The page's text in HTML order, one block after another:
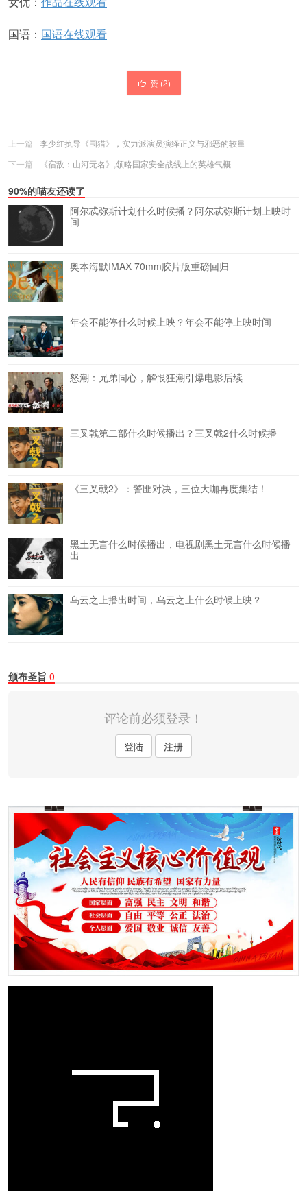
国语： 国语在线观看
赞 (2)
上一篇
李少红执导《围猎》，实力派演员演绎正义与邪恶的较量
下一篇
《宿敌：山河无名》,领略国家安全战线上的英雄气概
90%的喵友还读了
阿尔忒弥斯计划什么时候播？阿尔忒弥斯计划上映时
间
奥本海默IMAX 70mm胶片版重磅回归
年会不能停什么时候上映？年会不能停上映时间
怒潮：兄弟同心，解恨狂潮引爆电影后续
三叉戟第二部什么时候播出？三叉戟2什么时候播
《三叉戟2》：警匪对决，三位大咖再度集结！
黑土无言什么时候播出，电视剧黑土无言什么时候播
出
乌云之上播出时间，乌云之上什么时候上映？
颁布圣旨 0
评论前必须登录！
登陆 注册